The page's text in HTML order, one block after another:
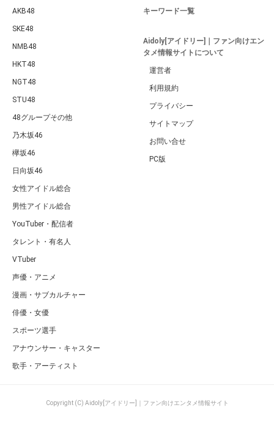
AKB48
SKE48
NMB48
HKT48
NGT48
STU48
48グループその他
乃木坂46
欅坂46
日向坂46
女性アイドル総合
男性アイドル総合
YouTuber・配信者
タレント・有名人
VTuber
声優・アニメ
漫画・サブカルチャー
俳優・女優
スポーツ選手
アナウンサー・キャスター
歌手・アーティスト
キーワード一覧
Aidoly[アイドリー]｜ファン向けエン
タメ情報サイトについて
運営者
利用規約
プライバシー
サイトマップ
お問い合せ
PC版
Copyright (C) Aidoly[アイドリー]｜ファン向けエンタメ情報サイト